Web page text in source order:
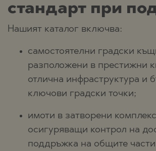
стандарт при
Нашият каталог включва:
самостоятелни градски
разположени в престижни
отлична инфраструктура и
ключови градски точки;
имоти в затворени
осигуряващи контрол на
поддръжка на общите